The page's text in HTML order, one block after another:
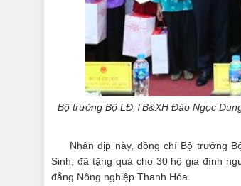
Bộ trưởng Bộ LĐ,TB&XH Đào Ngọc
Nhân dịp này, đồng chí Bộ trưởng
Sinh, đã tặng quà cho 30 hộ gia đình
đẳng Nông nghiệp Thanh Hóa.